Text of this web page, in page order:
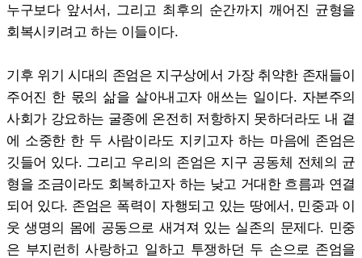
누구보다 앞서서, 그리고 최후의 순간까지 깨어진 균형을
회복시키려고 하는 이들이다.
기후 위기 시대의 존엄은 지구상에서 가장 취약한 존재들이
주어진 한 몫의 삶을 살아내고자 애쓰는 일이다. 자본주의
사회가 강요하는 굴종에 온전히 저항하지 못하더라도 내 곁
에 소중한 한 두 사람이라도 지키고자 하는 마음에 존엄은
깃들어 있다. 그리고 우리의 존엄은 지구 공동체 전체의 균
형을 조금이라도 회복하고자 하는 낮고 거대한 흐름과 연결
되어 있다. 존엄은 폭력이 자행되고 있는 땅에서, 민중과 이
웃 생명의 몸에 공동으로 새겨져 있는 실존의 문제다. 민중
은 부지런히 사랑하고 일하고 투쟁하던 두 손으로 존엄을